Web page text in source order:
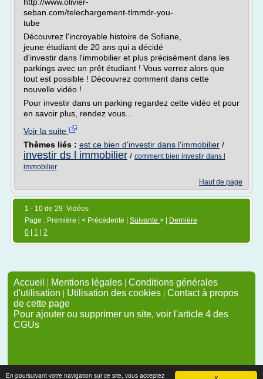
En poursuivant votre navigation sur ce site, vous acceptez
seban.com/telechargement-tlmmdr-you-
tube
Découvrez l'incroyable histoire de Sofiane,
jeune étudiant de 20 ans qui a décidé
d'investir dans l'immobilier et plus précisément dans les
parkings avec un prêt étudiant ! Vous verrez alors que
tout est possible ! Découvrez comment dans cette
nouvelle vidéo !
Pour investir dans un parking regardez cette vidéo et pour
en savoir plus, rendez vous...
Voir la suite
Thèmes liés : est ce bien d'investir dans l'immobilier /
investir ds l immobilier / comment bien investir dans l
immobilier
Haut de page
1 - 10 de 29 Vidéos
Page : Première | < Précédente | Suivante > |
Dernière
0
1 2
Accueil | Mentions légales | Conditions générales
d'utilisation | Utilisation des cookies | Contact à propos
de cette page
Pour ajouter ou supprimer un site, voir l'article 4 des
CGUs